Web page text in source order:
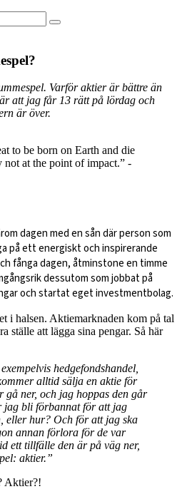
Varför aktier är bättre än
att jag får 13 rätt på lördag och
är över.
to be born on Earth and die
not at the point of impact.” -
dagen med en sån där person som
på ett energiskt och inspirerande
fånga dagen, åtminstone en timme
dessutom som jobbat på
och startat eget investmentbolag.
i halsen. Aktiemarknaden kom på tal
ställe att lägga sina pengar. Så här
hedgefondshandel,
alltid sälja en aktie för
gå ner, och jag hoppas den går
jag bli förbannat för att jag
eller hur? Och för att jag ska
annan förlora för de var
ett tillfälle den är på väg ner,
aktier.”
Aktier?!